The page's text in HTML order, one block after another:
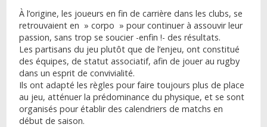
À l’origine, les joueurs en fin de carrière dans les clubs, se
retrouvaient en » corpo » pour continuer à assouvir leur
passion, sans trop se soucier -enfin !- des résultats.
Les partisans du jeu plutôt que de l’enjeu, ont constitué
des équipes, de statut associatif, afin de jouer au rugby
dans un esprit de convivialité.
Ils ont adapté les règles pour faire toujours plus de place
au jeu, atténuer la prédominance du physique, et se sont
organisés pour établir des calendriers de matchs en
début de saison.